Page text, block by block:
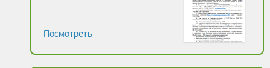
Посмотреть